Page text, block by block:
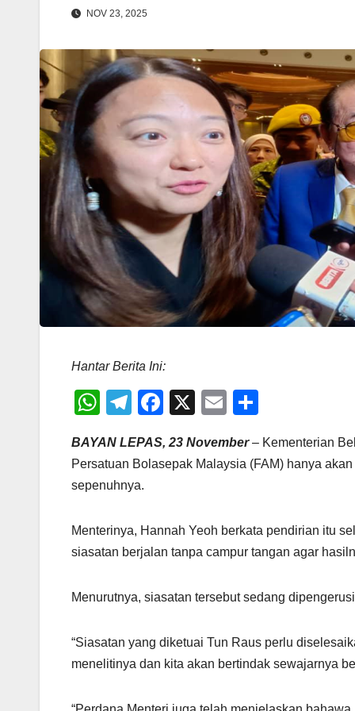
NOV 23, 2025
Hantar Berita Ini:
W
at
s
p
p
T
e
gr
m
F
c
e
o
o
X
E
ail ar
BAYAN LEPAS, 23 November – Kementerian
Persatuan Bolasepak Malaysia (FAM) hanya
sepenuhnya.
Menterinya, Hannah Yeoh berkata pendirian itu
siasatan berjalan tanpa campur tangan agar
Menurutnya, siasatan tersebut sedang
“Siasatan yang diketuai Tun Raus perlu
menelitinya dan kita akan bertindak sewajarnya